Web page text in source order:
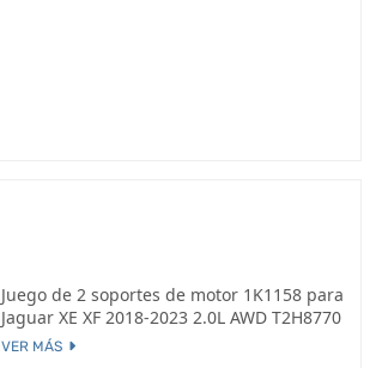
Juego de 2 soportes de motor 1K1158 para
Jaguar XE XF 2018-2023 2.0L AWD T2H8770
VER MÁS